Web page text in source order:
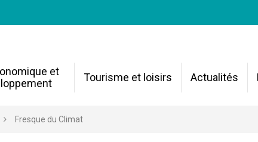
et
Tourisme et loisirs Actualités
Fresque du Climat